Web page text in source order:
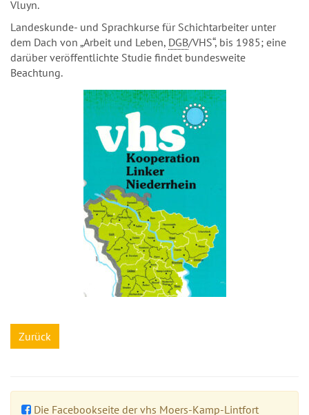
Vluyn.
Landeskunde- und Sprachkurse für Schichtarbeiter unter
dem Dach von „Arbeit und Leben, DGB/VHS“, bis 1985; eine
darüber veröffentlichte Studie findet bundesweite
Beachtung.
Zurück
Die Facebookseite der vhs Moers-Kamp-Lintfort